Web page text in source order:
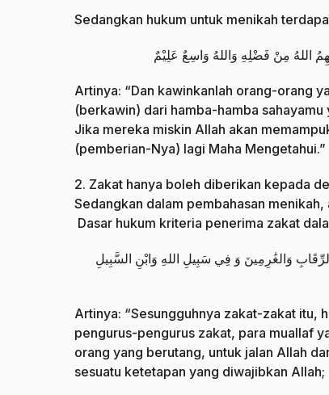
Sedangkan hukum untuk menikah
اللهُ مِنْ فَضْلِهِ وَاللهُ وَاسِعٌ عَلِيْمٌ
Artinya: “Dan kawinkanlah orang-orang
(berkawin) dari hamba-hamba
Jika mereka miskin Allah akan
(pemberian-Nya) lagi Maha Mengetahui.”
2. Zakat hanya boleh diberikan kepada
Sedangkan dalam pembahasan
Dasar hukum kriteria penerima zakat
وَالغَٰرِمِينَ وَ فِي سَبِيلِ اللهِ وَابْنِ السَّبِيلِ
Artinya: “Sesungguhnya zakat-zakat itu,
pengurus-pengurus zakat, para muallaf
orang yang berutang, untuk jalan Allah
sesuatu ketetapan yang diwajibkan